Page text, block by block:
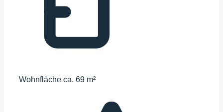
Wohnfläche ca. 69 m²